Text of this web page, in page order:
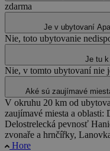
zdarma
Je v ubytovaní
Nie, toto ubytovanie
Je tu
Nie, v tomto ubytovaní nie
Aké sú zaujímavé
V okruhu 20 km od
zaujímavé miesta a oblasti:
Delostrelecká pevnosť
zvonaře a hrnčířky,
Hore